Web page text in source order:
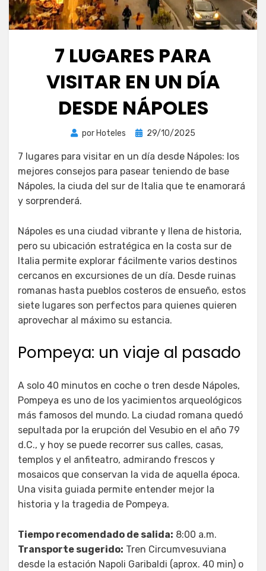
7 LUGARES PARA
VISITAR EN UN DÍA
DESDE NÁPOLES
por Hoteles
Publicada
29/10/2025
7 lugares para visitar en un día desde Nápoles: los
mejores consejos para pasear teniendo de base
Nápoles, la ciuda del sur de Italia que te enamorará
y sorprenderá.
Nápoles es una ciudad vibrante y llena de historia,
pero su ubicación estratégica en la costa sur de
Italia permite explorar fácilmente varios destinos
cercanos en excursiones de un día. Desde ruinas
romanas hasta pueblos costeros de ensueño, estos
siete lugares son perfectos para quienes quieren
aprovechar al máximo su estancia.
Pompeya: un viaje al pasado
A solo 40 minutos en coche o tren desde Nápoles,
Pompeya es uno de los yacimientos arqueológicos
más famosos del mundo. La ciudad romana quedó
sepultada por la erupción del Vesubio en el año 79
d.C., y hoy se puede recorrer sus calles, casas,
templos y el anfiteatro, admirando frescos y
mosaicos que conservan la vida de aquella época.
Una visita guiada permite entender mejor la
historia y la tragedia de Pompeya.
Tiempo recomendado de salida: 8:00 a.m.
Transporte sugerido: Tren Circumvesuviana
desde la estación Napoli Garibaldi (aprox. 40 min) o